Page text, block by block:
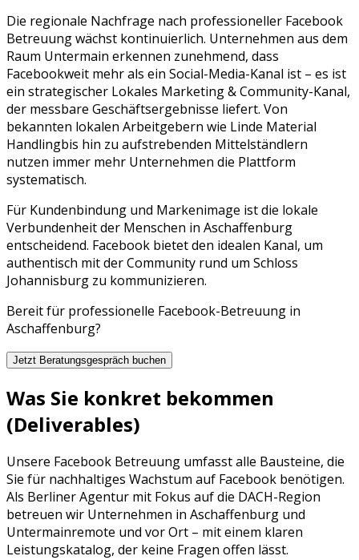
Die regionale Nachfrage nach professioneller Facebook
Betreuungwächst kontinuierlich. Unternehmen aus dem
Raum Untermain erkennen zunehmend, dass
Facebookweit mehr als ein Social-Media-Kanal ist – es ist
ein strategischer Lokales Marketing & Community-Kanal,
der messbare Geschäftsergebnisse liefert. Von
bekannten lokalen Arbeitgebern wie Linde Material
Handlingbis hin zu aufstrebenden Mittelständlern
nutzen immer mehr Unternehmen die Plattform
systematisch.
Für Kundenbindung und Markenimage ist die lokale
Verbundenheit der Menschen in Aschaffenburg
entscheidend. Facebook bietet den idealen Kanal, um
authentisch mit der Community rund um Schloss
Johannisburg zu kommunizieren.
Bereit für professionelle Facebook-Betreuung in
Aschaffenburg?
Jetzt Beratungsgespräch buchen
Was Sie konkret bekommen
(Deliverables)
Unsere Facebook Betreuung umfasst alle Bausteine, die
Sie für nachhaltiges Wachstum auf Facebook benötigen.
Als Berliner Agentur mit Fokus auf die DACH-Region
betreuen wir Unternehmen in Aschaffenburg und
Untermainremote und vor Ort – mit einem klaren
Leistungskatalog, der keine Fragen offen lässt.